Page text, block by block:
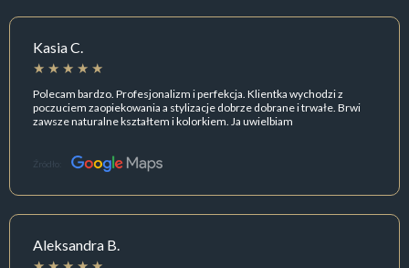
Kasia C.
Polecam bardzo. Profesjonalizm i perfekcja. Klientka wychodzi z
poczuciem zaopiekowania a stylizacje dobrze dobrane i trwałe. Brwi
zawsze naturalne kształtem i kolorkiem. Ja uwielbiam
Źródło:
Aleksandra B.